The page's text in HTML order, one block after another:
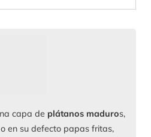
capa de plátanos maduros,
en su defecto papas fritas,